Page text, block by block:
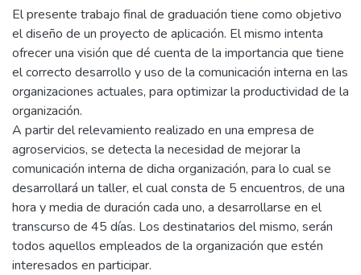
El presente trabajo final de graduación tiene como objetivo
el diseño de un proyecto de aplicación. El mismo intenta
ofrecer una visión que dé cuenta de la importancia que tiene
el correcto desarrollo y uso de la comunicación interna en las
organizaciones actuales, para optimizar la productividad de la
organización.
A partir del relevamiento realizado en una empresa de
agroservicios, se detecta la necesidad de mejorar la
comunicación interna de dicha organización, para lo cual se
desarrollará un taller, el cual consta de 5 encuentros, de una
hora y media de duración cada uno, a desarrollarse en el
transcurso de 45 días. Los destinatarios del mismo, serán
todos aquellos empleados de la organización que estén
interesados en participar.